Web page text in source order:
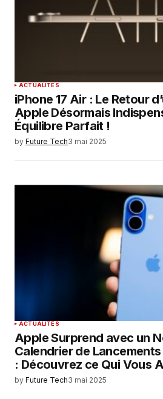
ACTUALITÉS
iPhone 17 Air : Le Retour
Apple Désormais
Équilibre Parfait !
by Future Tech3 mai 2025
ACTUALITÉS
Apple Surprend avec un
Calendrier de Lancements
: Découvrez ce Qui Vous
by Future Tech3 mai 2025